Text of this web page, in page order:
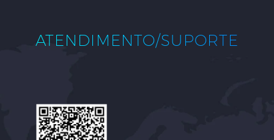
ATENDIMENTO/SUPORTE